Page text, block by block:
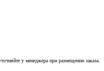
у менеджера при размещении заказа.